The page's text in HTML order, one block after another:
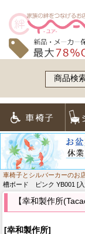
商品検
車椅子とシルバーカーのお
槽ボード ピンク YB001 [
【幸和製作所
[幸和製作所]